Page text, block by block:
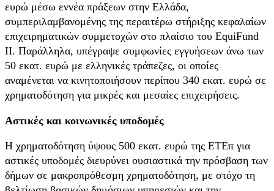
ευρώ μέσω εννέα πράξεων στην Ελλάδα,
συμπεριλαμβανομένης της περαιτέρω στήριξης κεφαλαίων
επιχειρηματικών συμμετοχών στο πλαίσιο του EquiFund
II. Παράλληλα, υπέγραψε συμφωνίες εγγυήσεων άνω των
50 εκατ. ευρώ με ελληνικές τράπεζες, οι οποίες
αναμένεται να κινητοποιήσουν περίπου 340 εκατ. ευρώ σε
χρηματοδότηση για μικρές και μεσαίες επιχειρήσεις.
Αστικές και κοινωνικές υποδομές
Η χρηματοδότηση ύψους 500 εκατ. ευρώ της ΕΤΕπ για
αστικές υποδομές διευρύνει ουσιαστικά την πρόσβαση των
δήμων σε μακροπρόθεσμη χρηματοδότηση, με στόχο τη